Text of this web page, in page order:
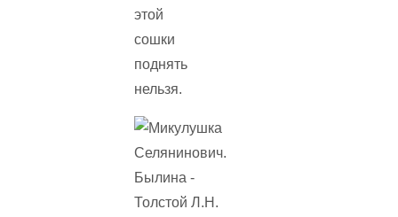
этой
сошки
поднять
нельзя.